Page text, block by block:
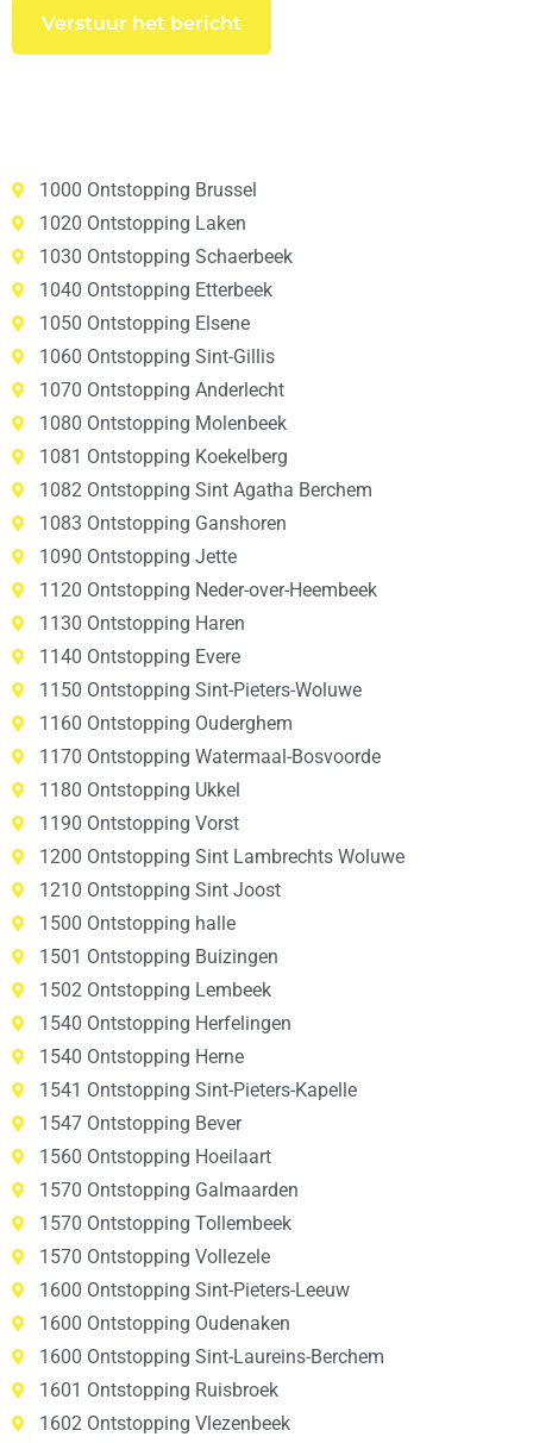
1000 Ontstopping Brussel
1020 Ontstopping Laken
1030 Ontstopping Schaerbeek
1040 Ontstopping Etterbeek
1050 Ontstopping Elsene
1060 Ontstopping Sint-Gillis
1070 Ontstopping Anderlecht
1080 Ontstopping Molenbeek
1081 Ontstopping Koekelberg
1082 Ontstopping Sint Agatha Berchem
1083 Ontstopping Ganshoren
1090 Ontstopping Jette
1120 Ontstopping Neder-over-Heembeek
1130 Ontstopping Haren
1140 Ontstopping Evere
1150 Ontstopping Sint-Pieters-Woluwe
1160 Ontstopping Ouderghem
1170 Ontstopping Watermaal-Bosvoorde
1180 Ontstopping Ukkel
1190 Ontstopping Vorst
1200 Ontstopping Sint Lambrechts Woluwe
1210 Ontstopping Sint Joost
1500 Ontstopping halle
1501 Ontstopping Buizingen
1502 Ontstopping Lembeek
1540 Ontstopping Herfelingen
1540 Ontstopping Herne
1541 Ontstopping Sint-Pieters-Kapelle
1547 Ontstopping Bever
1560 Ontstopping Hoeilaart
1570 Ontstopping Galmaarden
1570 Ontstopping Tollembeek
1570 Ontstopping Vollezele
1600 Ontstopping Sint-Pieters-Leeuw
1600 Ontstopping Oudenaken
1600 Ontstopping Sint-Laureins-Berchem
1601 Ontstopping Ruisbroek
1602 Ontstopping Vlezenbeek